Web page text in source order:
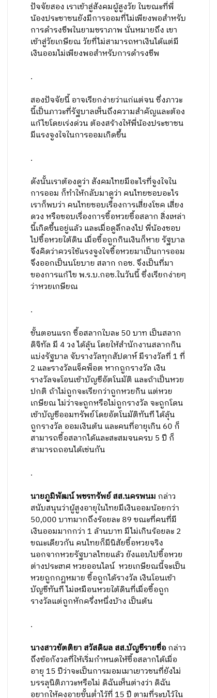
ปัจจัยสอง เราเข้าสู่สังคมผู้สูงวัย ในขณะที่พี่
น้องประชาชนยังมีการออมที่ไม่เพียงพอสำหรับ
การดำรงชีพในยามชราภาพ นั่นหมายถึง เขา
เข้าสู่วัยเกษียณ วัยที่ไม่สามารถหาเงินได้แต่มี
เงินออมไม่เพียงพอสำหรับการดำรงชีพ
.
สองปัจจัยนี้ อาจเรียกง่ายว่าแก่แต่จน ซึ่งภาวะ
นี้เป็นภาวะที่รัฐบาลเห็นถึงความสำคัญและต้อง
แก้ไขโดยเร่งด่วน ต้องสร้างให้พี่น้องประชาชน
มีแรงจูงใจในการออมเกิดขึ้น
.
ดังนั้นเราต้องดูว่า สังคมไทยมีอะไรที่จูงใจใน
การออม ก็ทำให้กลับมาดูว่า คนไทยชอบอะไร
เราก็พบว่า คนไทยชอบเรื่องการเสี่ยงโชค เสี่ยง
ดวง หรือชอบเรื่องการซื้อหวยซื้อสลาก สิ่งเหล่า
นี้เกิดขึ้นอยู่แล้ว และเมื่อดูลึกลงไป พี่น้องชอบ
ไปซื้อหวยใต้ดิน เมื่อซื้อถูกกินเงินก็หาย รัฐบาล
จึงคิดว่าควรใช้แรงจูงใจซื้อหวยมาเป็นการออม
จึงออกเป็นนโยบาย สลาก กอช. จึงเป็นที่มา
ของการแก้ไข พ.ร.บ.กอช.ในวันนี้ ซึ่งเรียกง่ายๆ
ว่าหวยเกษียณ
.
ขั้นตอนแรก ซื้อสลากใบละ 50 บาท เป็นสลาก
ดิจิทัล มี 4 วง ได้ลุ้น โดยให้สำนักงานสลากกิน
แบ่งรัฐบาล จับรางวัลทุกสัปดาห์ มีรางวัลที่ 1 ที่
2 และรางวัลแจ็คพ็อต หากถูกรางวัล เงิน
รางวัลจะโอนเข้าบัญชีอัตโนมัติ และถ้าเป็นหวย
ปกติ ถ้าไม่ถูกจะเรียกว่าถูกหวยกิน แต่หวย
เกษียณ ไม่ว่าจะถูกหรือไม่ถูกรางวัล จะถูกโดน
เข้าบัญชีออมทรัพย์โดยอัตโนมัติทันที ได้ลุ้น
ถูกรางวัล ออมเงินต้น และคนที่อายุเกิน 60 ก็
สามารถซื้อสลากได้และสะสมจนครบ 5 ปี ก็
สามารถถอนได้เช่นกัน
.
นายภูมิพัฒน์ พชรทรัพย์ สส.นครพนม กล่าว
สนับสนุนว่าผู้สูงอายุในไทยมีเงินออมน้อยกว่า
50,000 บาทมากถึงร้อยละ 89 ขณะที่คนที่มี
เงินออมมากกว่า 1 ล้านบาท มีไม่เกินร้อยละ 2
ขณะเดียวกัน คนไทยก็มีนิสัยซื้อหวยจริง
นอกจากหวยรัฐบาลไทยแล้ว ยังแอบไปซื้อหวย
ต่างประเทศ หวยออนไลน์ หวยเกษียณนี้จะเป็น
หวยถูกกฏหมาย ซื้อถูกได้รางวัล เงินโอนเข้า
บัญชีทันที ไม่เหมือนหวยใต้ดินที่เมื่อซื้อถูก
รางวัลแต่ถูกหักครึ่งหนึ่งบ้าง เป็นต้น
.
นางสาวขัตติยา สวัสดิผล สส.บัญชีรายชื่อกล่าว
ถึงข้อกังวลที่ให้เริ่มกำหนดให้ซื้อสลากได้เมื่อ
อายุ 15 ปีว่าจะเป็นการมอมเมาเยาวชนที่ยังไม่
บรรลุนิติภาวะหรือไม่ ดิฉันเห็นต่างว่า ดิฉัน
อยากให้คงอายุขั้นต่ำไว้ที่ 15 ปี ตามที่ระบุไว้ใน